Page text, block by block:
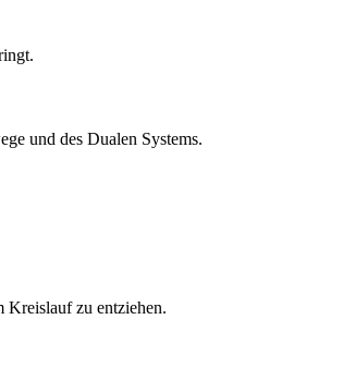
und des Dualen Systems.
Kreislauf zu entziehen.